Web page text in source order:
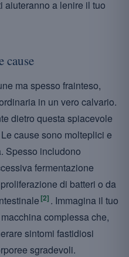
aiuteranno a lenire il tuo
cause
ma spesso frainteso,
in un vero calvario.
dietro questa spiacevole
cause sono molteplici e
Spesso includono
fermentazione
di batteri o da
[2] . Immagina il tuo
complessa che,
sintomi fastidiosi
sgradevoli.